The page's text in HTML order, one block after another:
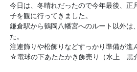
今日は、冬晴れだったので今年最後、正
子を観に行ってきました。
鎌倉駅から鶴岡八幡宮へのルート以外は
た。
注連飾りや松飾りなどすっかり準備が進
☆電球の下あたたかき飾売り（水上 黒